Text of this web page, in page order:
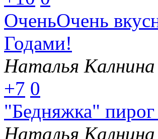
ОченьОчень
Годами!
Наталья Калнина
+7 0
"Бедняжка"
Наталья Калнина